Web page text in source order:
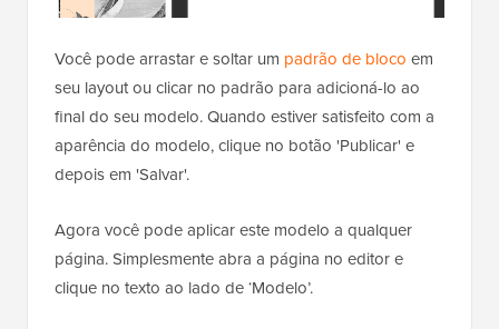
Você pode arrastar e soltar um padrão de bloco em
seu layout ou clicar no padrão para adicioná-lo ao
final do seu modelo. Quando estiver satisfeito com a
aparência do modelo, clique no botão 'Publicar' e
depois em 'Salvar'.
Agora você pode aplicar este modelo a qualquer
página. Simplesmente abra a página no editor e
clique no texto ao lado de ‘Modelo’.